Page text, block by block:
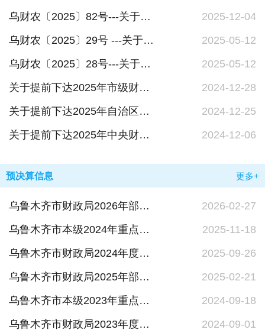
乌财农〔2025〕82号---关于提前下达2026年中央财政衔接推进乡村振兴补助资金预算的通知
2025-12-04
乌财农〔2025〕29号 ---关于下达2025年中央衔接推进乡村振兴补助资金预算的通知
2025-05-12
乌财农〔2025〕28号---关于下达2025年自治区衔接推进乡村振兴补助资金（巩固拓展脱贫攻坚成果和乡村振兴任务）预算的通知
2025-05-12
关于提前下达2025年市级财政衔接推进乡村振兴补助资金预算的通知
2024-12-28
关于提前下达2025年自治区财政衔接推进乡村振兴补助资金预算的通知
2024-12-25
关于提前下达2025年中央财政衔接推进乡村振兴补助资金预算的通知
2024-12-06
预决算信息 更多+
乌鲁木齐市财政局2026年部门预算公开
2026-02-27
乌鲁木齐市本级2024年重点项目绩效评价报告
2025-11-18
乌鲁木齐市财政局2024年度部门决算公开
2025-09-26
乌鲁木齐市财政局2025年部门预算公开
2025-02-21
乌鲁木齐市本级2023年重点项目绩效评价报告
2024-09-18
乌鲁木齐市财政局2023年度部门决算公开
2024-09-01